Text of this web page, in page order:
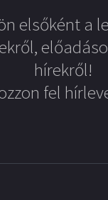
elsőként a
hírekről!
fel